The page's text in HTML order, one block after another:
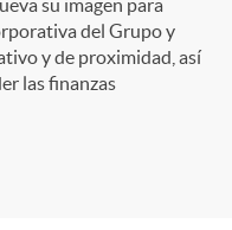
su imagen para
del Grupo y
y de proximidad, así
las finanzas